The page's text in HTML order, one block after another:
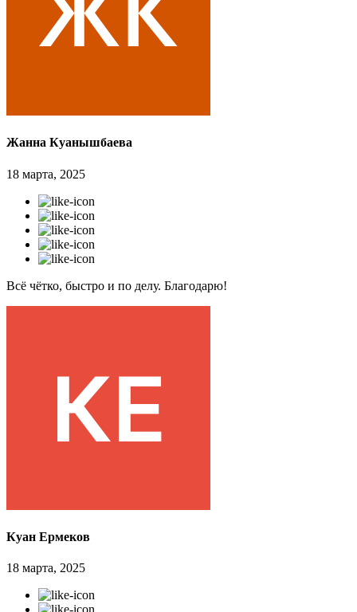
Жанна Куанышбаева
18 марта, 2025
Всё чётко, быстро и по делу. Благодарю!
Куан Ермеков
18 марта, 2025